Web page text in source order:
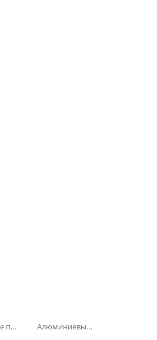
Отделочные профили
Алюминиевые пороги